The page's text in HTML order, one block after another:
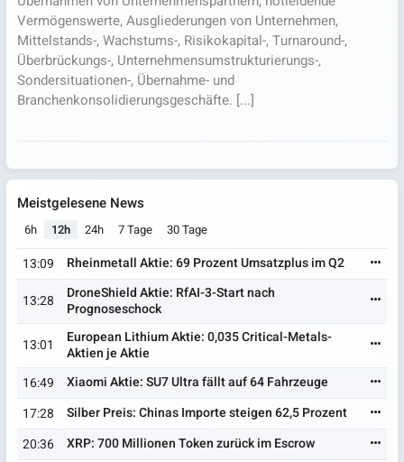
Vermögenswerte, Ausgliederungen von Unternehmen,
Mittelstands-, Wachstums-, Risikokapital-, Turnaround-,
Überbrückungs-, Unternehmensumstrukturierungs-,
Sondersituationen-, Übernahme- und
Branchenkonsolidierungsgeschäfte. [...]
Meistgelesene News
6h 12h 24h 7 Tage 30 Tage
13:09
Rheinmetall Aktie: 69 Prozent Umsatzplus im Q2
13:28
DroneShield Aktie: RfAI-3-Start nach
Prognoseschock
13:01
European Lithium Aktie: 0,035 Critical-Metals-
Aktien je Aktie
16:49
Xiaomi Aktie: SU7 Ultra fällt auf 64 Fahrzeuge
17:28
Silber Preis: Chinas Importe steigen 62,5 Prozent
20:36
XRP: 700 Millionen Token zurück im Escrow